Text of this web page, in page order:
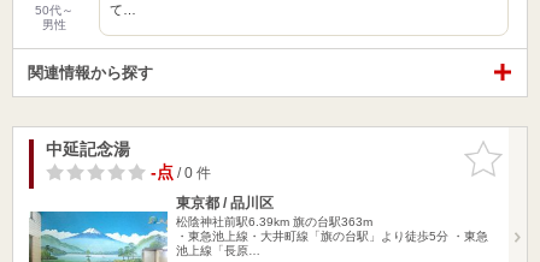
50代～
男性
て…
関連情報から探す
お気に入
りに追加
中延記念湯
-点/ 0 件
東京都 / 品川区
松陰神社前駅6.39km 旗の台駅363m
・東急池上線・大井町線「旗の台駅」より徒歩5分 ・東急
池上線「長原…